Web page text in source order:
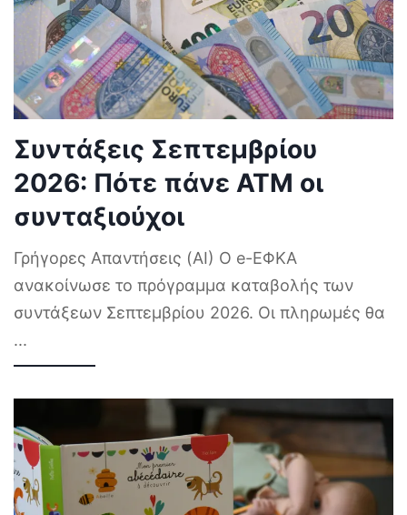
Συντάξεις Σεπτεμβρίου
2026: Πότε πάνε ΑΤΜ οι
συνταξιούχοι
Γρήγορες Απαντήσεις (AI) Ο e-ΕΦΚΑ
ανακοίνωσε το πρόγραμμα καταβολής των
συντάξεων Σεπτεμβρίου 2026. Οι πληρωμές θα
...